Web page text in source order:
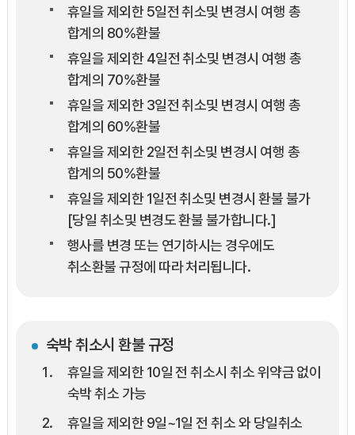
휴일을 제외한 5일전 취소및 변경시 여행 총
합계의 80%환불
휴일을 제외한 4일전 취소및 변경시 여행 총
합계의 70%환불
휴일을 제외한 3일전 취소및 변경시 여행 총
합계의 60%환불
휴일을 제외한 2일전 취소및 변경시 여행 총
합계의 50%환불
휴일을 제외한 1일전 취소및 변경시 환불 불가
[당일 취소및 변경도 환불 불가합니다.]
행사를 변경 또는 연기하시는 경우에도
취소환불 규정에 따라 처리됩니다.
숙박 취소시 환불 규정
휴일을 제외한 10일 전 취소시 취소 위약금 없이
숙박 취소 가능
휴일을 제외한 9일~1일 전 취소 와 당일취소